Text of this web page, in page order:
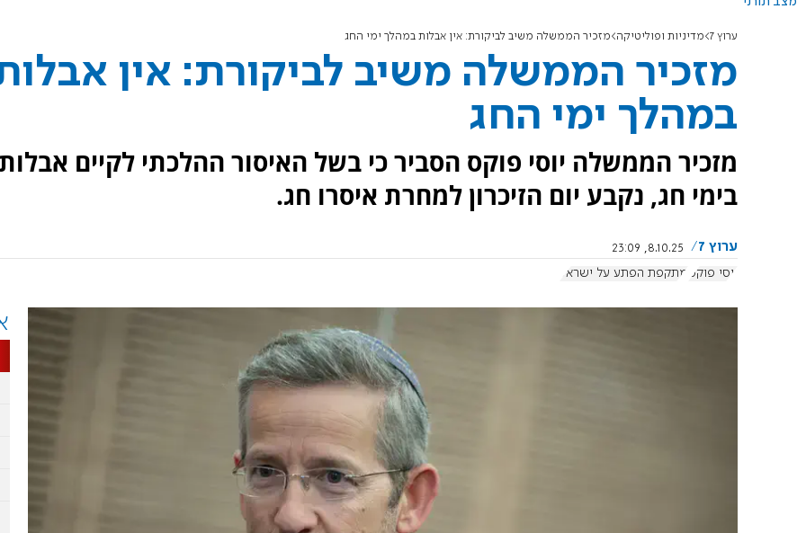
ערוץ 7 מדיניות ופוליטיקה מזכיר הממשלה משיב לביקורת: אין אבלות במהלך ימי החג
מזכיר הממשלה משיב לביקורת: אין
במהלך ימי החג
מזכיר הממשלה יוסי פוקס הסביר כי בשל האיסור ההלכתי לקיים
בימי חג, נקבע יום הזיכרון למחרת איסרו חג.
ערוץ 7
8.10.25, 23:09
יוסי פוקס מתקפת הפתע על ישראל